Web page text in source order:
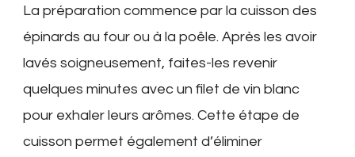
La préparation commence par la cuisson des
épinards au four ou à la poêle. Après les avoir
lavés soigneusement, faites-les revenir
quelques minutes avec un filet de vin blanc
pour exhaler leurs arômes. Cette étape de
cuisson permet également d’éliminer